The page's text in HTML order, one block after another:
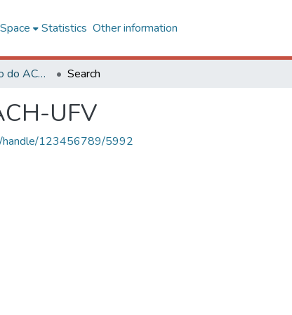
Statistics Other information
Acervo Fotográfico do ACH-UFV Search
UFV
handle/123456789/5992